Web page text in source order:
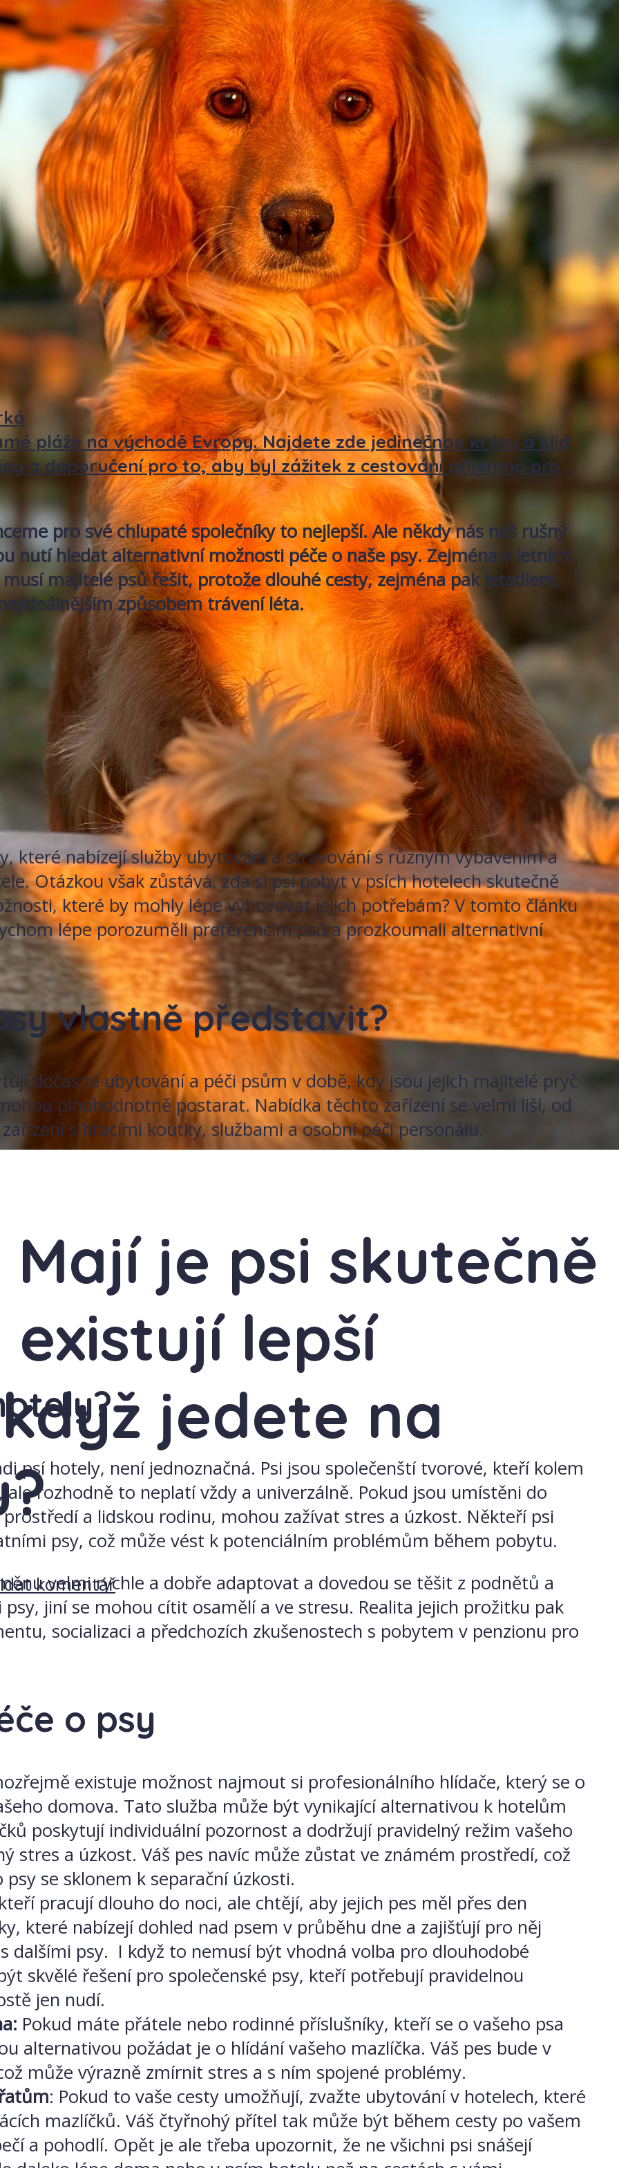
je psi skutečně
lepší
jedete na
komentář
pláže na východě Evropy. Najdete zde jedinečnou krásu a klid
a doporučení pro to, aby byl zážitek z cestování příjemný pro
pro své chlupaté společníky to nejlepší. Ale někdy nás náš rušný
nutí hledat alternativní možnosti péče o naše psy. Zejména v letních
majitelé psů řešit, protože dlouhé cesty, zejména pak letadlem,
způsobem trávení léta.
které nabízejí služby ubytování a stravování s různým vybavením a
Otázkou však zůstává, zda si psi pobyt v psích hotelech skutečně
které by mohly lépe vyhovovat jejich potřebám? V tomto článku
lépe porozuměli preferencím psů a prozkoumali alternativní
vlastně představit?
dočasné ubytování a péči psům v době, kdy jsou jejich majitelé pryč
plnohodnotně postarat. Nabídka těchto zařízení se velmi liší, od
s hracími koutky, službami a osobní péčí personálu.
psí hotely, není jednoznačná. Psi jsou společenští tvorové, kteří kolem
rozhodně to neplatí vždy a univerzálně. Pokud jsou umístěni do
a lidskou rodinu, mohou zažívat stres a úzkost. Někteří psi
psy, což může vést k potenciálním problémům během pobytu.
velmi rychle a dobře adaptovat a dovedou se těšit z podnětů a
jiní se mohou cítit osamělí a ve stresu. Realita jejich prožitku pak
socializaci a předchozích zkušenostech s pobytem v penzionu pro
o psy
existuje možnost najmout si profesionálního hlídače, který se o
domova. Tato služba může být vynikající alternativou k hotelům
poskytují individuální pozornost a dodržují pravidelný režim vašeho
stres a úzkost. Váš pes navíc může zůstat ve známém prostředí, což
se sklonem k separační úzkosti.
pracují dlouho do noci, ale chtějí, aby jejich pes měl přes den
které nabízejí dohled nad psem v průběhu dne a zajišťují pro něj
dalšími psy. I když to nemusí být vhodná volba pro dlouhodobé
skvělé řešení pro společenské psy, kteří potřebují pravidelnou
jen nudí.
Pokud máte přátele nebo rodinné příslušníky, kteří se o vašeho psa
alternativou požádat je o hlídání vašeho mazlíčka. Váš pes bude v
může výrazně zmírnit stres a s ním spojené problémy.
: Pokud to vaše cesty umožňují, zvažte ubytování v hotelech, které
mazlíčků. Váš čtyřnohý přítel tak může být během cesty po vašem
a pohodlí. Opět je ale třeba upozornit, že ne všichni psi snášejí